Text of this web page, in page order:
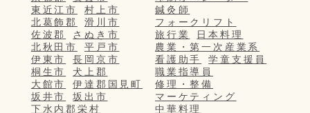
東近江市
村上市
北葛飾郡
滑川市
佐波郡
さぬき市
北秋田市
平戸市
伊東市
長岡京市
桐生市
犬上郡
大館市
伊達郡国見町
坂井市
坂出市
下水内郡栄村
鍼灸師
フォークリフト
旅行業
日本料理
農業・第一次産業系
看護助手
学童支援員
職業指導員
修理・整備
マーケティング
中華料理